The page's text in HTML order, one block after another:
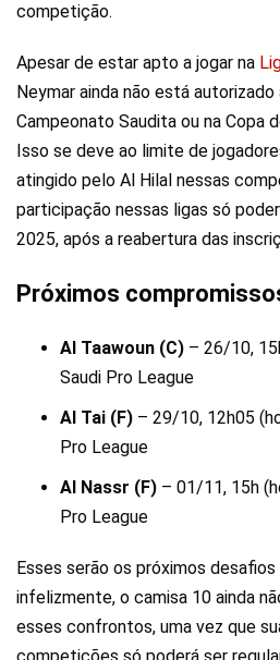
competição.
Apesar de estar apto a jogar na
Neymar ainda não está
Campeonato Saudita ou na Copa
Isso se deve ao limite de
atingido pelo Al Hilal nessas
participação nessas ligas só
2025, após a reabertura das
Próximos
Al Taawoun (C) – 26/10,
Saudi Pro League
Al Tai (F) – 29/10, 12h05
Pro League
Al Nassr (F) – 01/11, 15h
Pro League
Esses serão os próximos desafios
infelizmente, o camisa 10 ainda
esses confrontos, uma vez que